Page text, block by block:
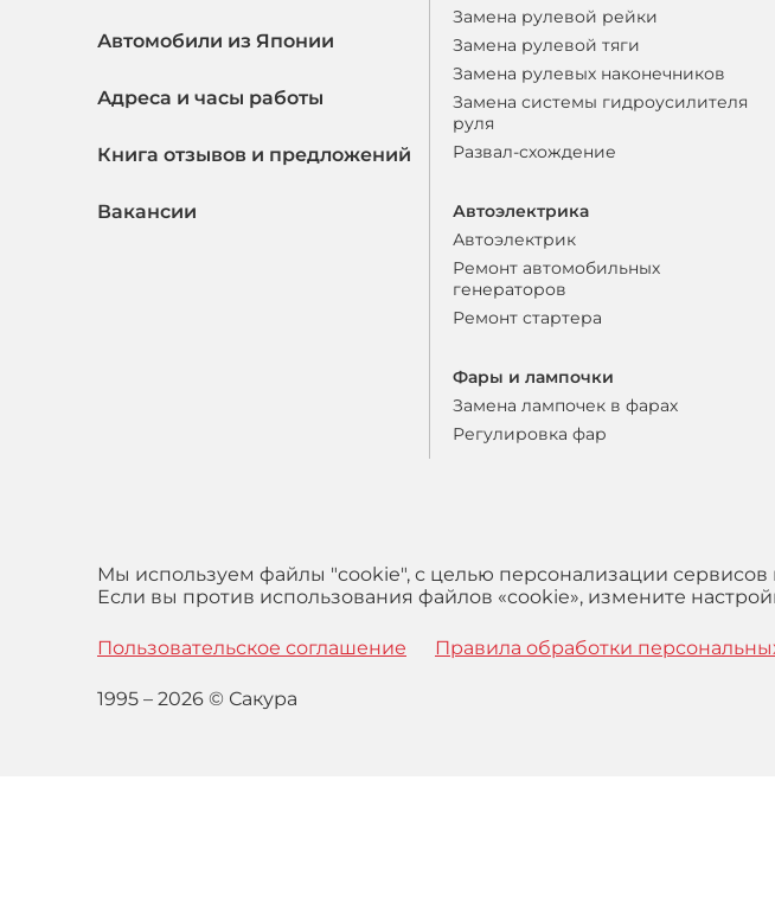
Автомобили из Японии
Адреса и часы работы
Книга отзывов и предложений
Вакансии
Замена рулевой рейки
Замена рулевой тяги
Замена рулевых наконечников
Замена системы гидроусилителя
руля
Развал-схождение
Автоэлектрика
Автоэлектрик
Ремонт автомобильных
генераторов
Ремонт стартера
Фары и лампочки
Замена лампочек в фарах
Регулировка фар
Мы используем файлы "cookie", с целью персонализации
Если вы против использования файлов «cookie», измените
Пользовательское соглашение Правила обработки
1995 – 2026 © Сакура